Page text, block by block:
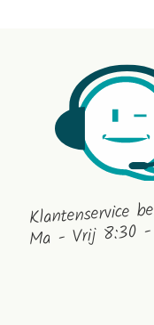
Klantenservice
Ma - Vrij 8:30